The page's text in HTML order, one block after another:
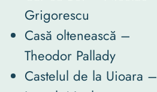
Grigorescu
Casă oltenească –
Theodor Pallady
Castelul de la Uioara –